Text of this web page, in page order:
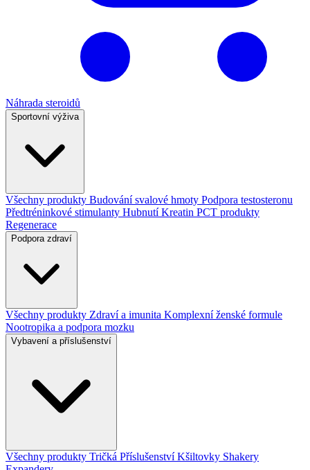
Náhrada steroidů
Sportovní výživa
Všechny produkty Budování svalové hmoty Podpora testosteronu
Předtréninkové stimulanty HubnutíKreatin PCT produkty
Regenerace
Podpora zdraví
Všechny produkty Zdraví a imunita Komplexní ženské formule
Nootropika a podpora mozku
Vybavení a příslušenství
Všechny produkty Tričká PříslušenstvíKšiltovky Shakery